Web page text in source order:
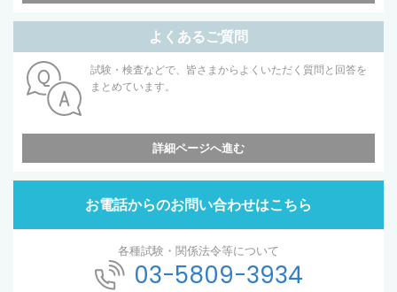
よくあるご質問
試験・検査などで、皆さまからよくいただく質問と回答を
まとめています。
詳細ページへ進む
お電話からのお問い合わせはこちら
各種試験・関係法令等について
03-5809-3934